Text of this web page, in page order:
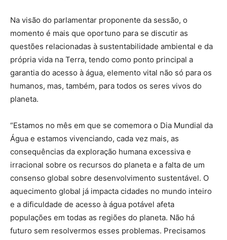
Na visão do parlamentar proponente da sessão, o
momento é mais que oportuno para se discutir as
questões relacionadas à sustentabilidade ambiental e da
própria vida na Terra, tendo como ponto principal a
garantia do acesso à água, elemento vital não só para os
humanos, mas, também, para todos os seres vivos do
planeta.
“Estamos no mês em que se comemora o Dia Mundial da
Água e estamos vivenciando, cada vez mais, as
consequências da exploração humana excessiva e
irracional sobre os recursos do planeta e a falta de um
consenso global sobre desenvolvimento sustentável. O
aquecimento global já impacta cidades no mundo inteiro
e a dificuldade de acesso à água potável afeta
populações em todas as regiões do planeta. Não há
futuro sem resolvermos esses problemas. Precisamos